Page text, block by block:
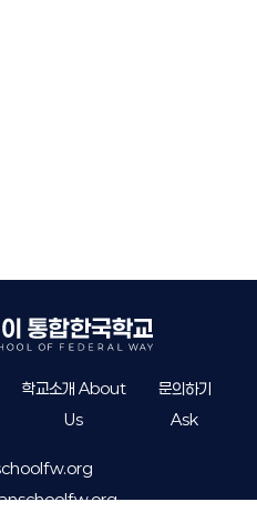
학교소개 About
Us
문의하기
Ask